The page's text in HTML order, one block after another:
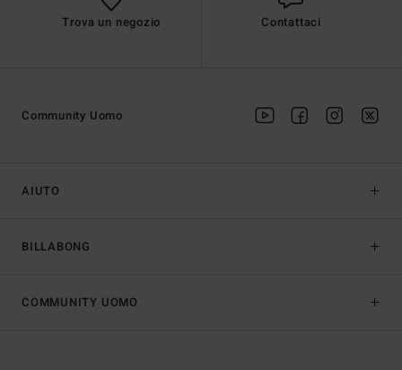
Trova un negozio Contattaci
AIUTO
BILLABONG
Community Uomo
COMMUNITY UOMO